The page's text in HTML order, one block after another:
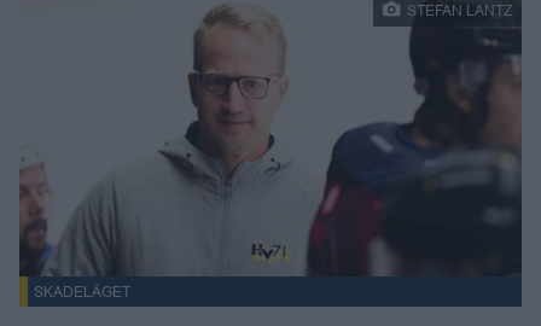
STEFAN LANTZ
SKADELÄGET